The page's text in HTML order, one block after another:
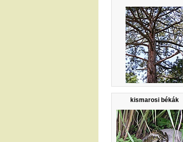
kismarosi békák